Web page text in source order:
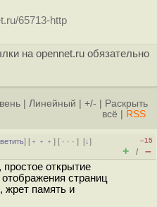
65713-http
на opennet.ru обязательно
Линейный +/-
Раскрыть
всё
RSS
] [ ﹢﹢﹢] [ · · ·][↓]
–15
+ / –
открытие
страниц
жрет память и